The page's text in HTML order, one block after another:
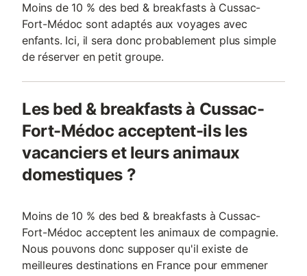
Moins de 10 % des bed & breakfasts à Cussac-
Fort-Médoc sont adaptés aux voyages avec
enfants. Ici, il sera donc probablement plus simple
de réserver en petit groupe.
Les bed & breakfasts à Cussac-
Fort-Médoc acceptent-ils les
vacanciers et leurs animaux
domestiques ?
Moins de 10 % des bed & breakfasts à Cussac-
Fort-Médoc acceptent les animaux de compagnie.
Nous pouvons donc supposer qu'il existe de
meilleures destinations en France pour emmener